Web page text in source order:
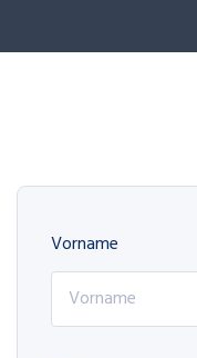
Vorname